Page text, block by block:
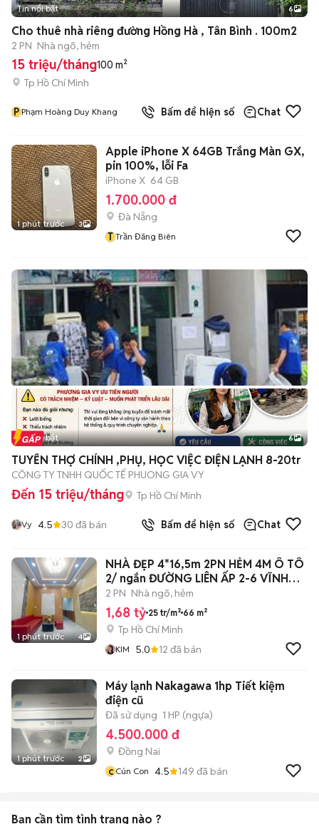
+2
Tin nổi bật 6
Cho thuê nhà riêng đường Hồng Hà , Tân Bình . 100m2
2 PN Nhà ngõ, hẻm
15 triệu/tháng100 m²
Tp Hồ Chí Minh
P Phạm Hoàng Duy Khang Bấm để hiện số Chat
1 phút trước 3
Apple iPhone X 64GB Trắng Màn GX,
pin 100%, lỗi Fa
iPhone X 64 GB
1.700.000 đ
Đà Nẵng
T Trần Đăng Biên
+2
Tin nổi bật 6
TUYỂN THỢ CHÍNH ,PHỤ, HỌC VIỆC ĐIỆN LẠNH 8-20tr
CÔNG TY TNHH QUỐC TẾ PHUONG GIA VY
Đến 15 triệu/tháng Tp Hồ Chí Minh
Vy 4.5 30 đã bán Bấm để hiện số Chat
1 phút trước 4
NHÀ ĐẸP 4*16,5m 2PN HẺM 4M Ô TÔ
2/ ngắn ĐƯỜNG LIÊN ẤP 2-6 VĨNH
LỘC A
2 PN Nhà ngõ, hẻm
1,68 tỷ 25 tr/m² 66 m²
Tp Hồ Chí Minh
KIM 5.0 12 đã bán
1 phút trước 2
Máy lạnh Nakagawa 1hp Tiết kiệm
điện cũ
Đã sử dụng 1 HP (ngựa)
4.500.000 đ
Đồng Nai
c Cún Con 4.5 149 đã bán
Bạn cần tìm tình trạng nào ?